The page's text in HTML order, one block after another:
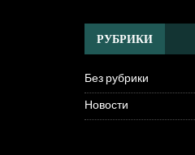
РУБРИКИ
Без рубрики
Новости